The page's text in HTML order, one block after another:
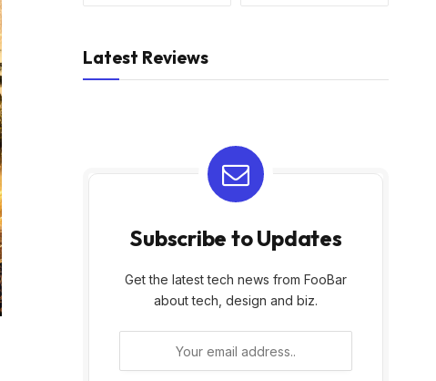
Latest Reviews
Subscribe to Updates
Get the latest tech news from FooBar
about tech, design and biz.